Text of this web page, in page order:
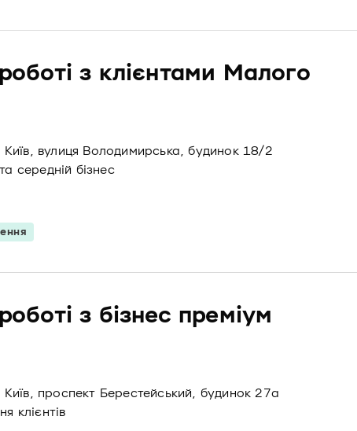
з клієнтами Малого
Київ, вулиця Володимирська, будинок 18/2
середній бізнес
з бізнес преміум
Київ, проспект Берестейський, будинок 27а
клієнтів